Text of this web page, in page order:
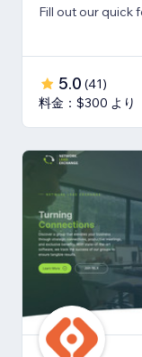
Fill out our quick
5.0 (41)
料金：$300 より